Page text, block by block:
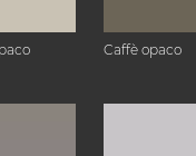
Caffè opaco